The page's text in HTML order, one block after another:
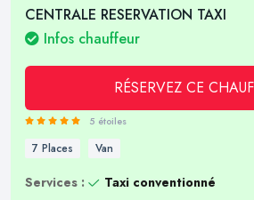
CENTRALE RESERVATION TAXI
Infos chauffeur
RÉSERVEZ CE
5 étoiles
7 Places Van
Services :
Taxi conventionné